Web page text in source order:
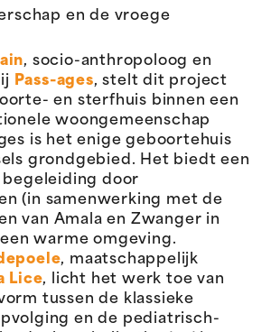
en de vroege
, socio-anthropoloog en
Pass-ages, stelt dit project
en sterfhuis binnen een
woongemeenschap
is het enige geboortehuis
grondgebied. Het biedt een
begeleiding door
(in samenwerking met de
van Amala en Zwanger in
een warme omgeving.
, maatschappelijk
Lice, licht het werk toe van
tussen de klassieke
en de pediatrisch-